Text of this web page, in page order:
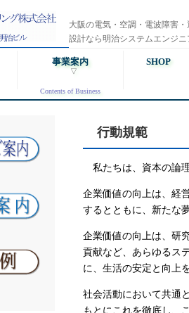
大阪の電気・空調・電波障害・
設計なら明治システムエンジ
事業案内
▽
Contents of Business
設備設計
修理・メンテナンス
法人のお客様▷
施工会社をお探しの方
個人様、商店のお客様
SHOP
ショップ
化粧カバー
プレート交
特定商取引法に
行動規範
私たちは、資本の論
企業価値の向上は、経
するとともに、新たな
企業価値の向上は、研
貢献など、あらゆるス
に、生活の安定と向上
社会活動において共通
もとにこれを徹底し、